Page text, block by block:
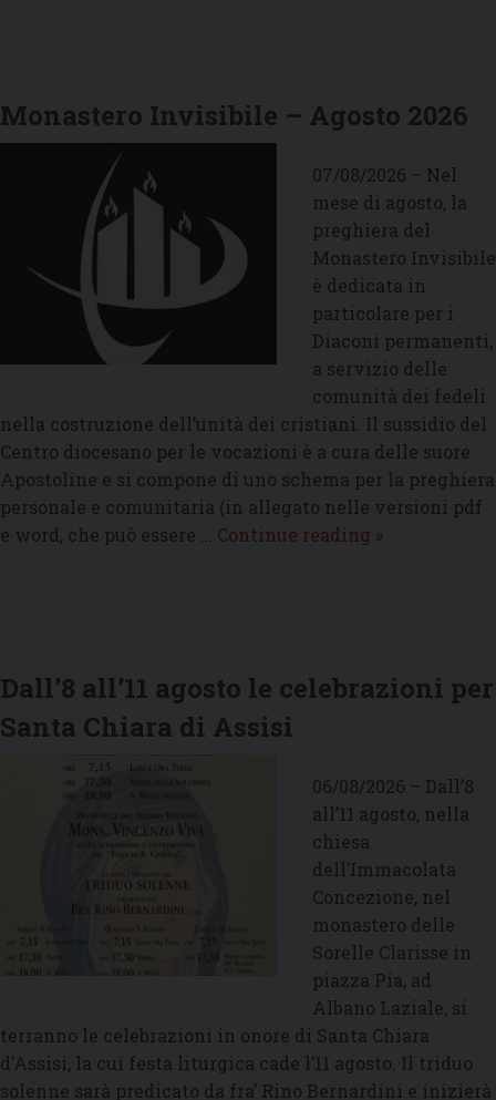
Monastero Invisibile – Agosto 2026
07/08/2026 – Nel
mese di agosto, la
preghiera del
Monastero Invisibile
è dedicata in
particolare per i
Diaconi permanenti,
a servizio delle
comunità dei fedeli
nella costruzione dell’unità dei cristiani. Il sussidio del
Centro diocesano per le vocazioni è a cura delle suore
Apostoline e si compone di uno schema per la preghiera
personale e comunitaria (in allegato nelle versioni pdf
e word, che può essere … Continue reading Monastero
»
Dall’8 all’11 agosto le celebrazioni per
Santa Chiara di Assisi
06/08/2026 – Dall’8
all’11 agosto, nella
chiesa
dell’Immacolata
Concezione, nel
monastero delle
Sorelle Clarisse in
piazza Pia, ad
Albano Laziale, si
terranno le celebrazioni in onore di Santa Chiara
d’Assisi, la cui festa liturgica cade l’11 agosto. Il triduo
solenne sarà predicato da fra’ Rino Bernardini e inizierà